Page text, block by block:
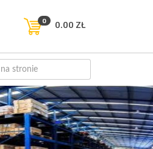
0 0.00 ZŁ